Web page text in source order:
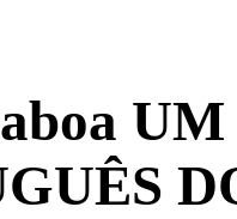
UM